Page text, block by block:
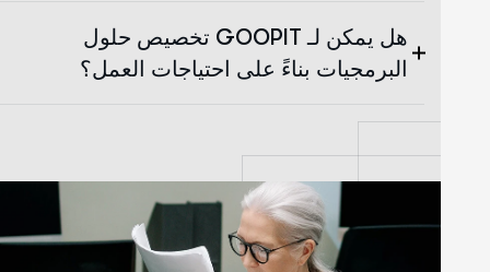
هل يمكن لـ GOOPIT تخصيص حلول
البرمجيات بناءً على احتياجات العمل؟